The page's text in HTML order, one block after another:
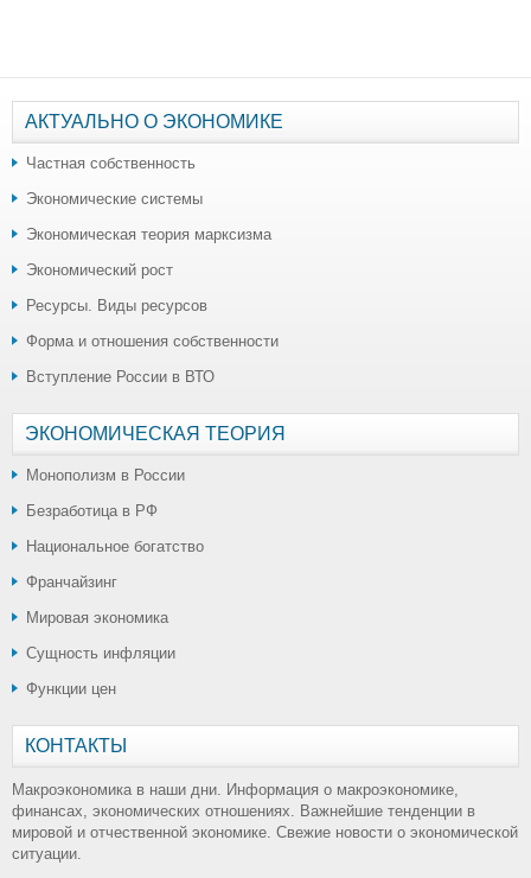
АКТУАЛЬНО О ЭКОНОМИКЕ
Частная собственность
Экономические системы
Экономическая теория марксизма
Экономический рост
Ресурсы. Виды ресурсов
Форма и отношения собственности
Вступление России в ВТО
ЭКОНОМИЧЕСКАЯ ТЕОРИЯ
Монополизм в России
Безработица в РФ
Национальное богатство
Франчайзинг
Мировая экономика
Сущность инфляции
Функции цен
КОНТАКТЫ
Макроэкономика в наши дни. Информация о макроэкономике,
финансах, экономических отношениях. Важнейшие тенденции в
мировой и отчественной экономике. Свежие новости о экономической
ситуации.